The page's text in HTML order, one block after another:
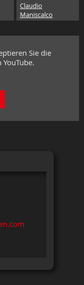
Claudio
Maniscalco
Sie die